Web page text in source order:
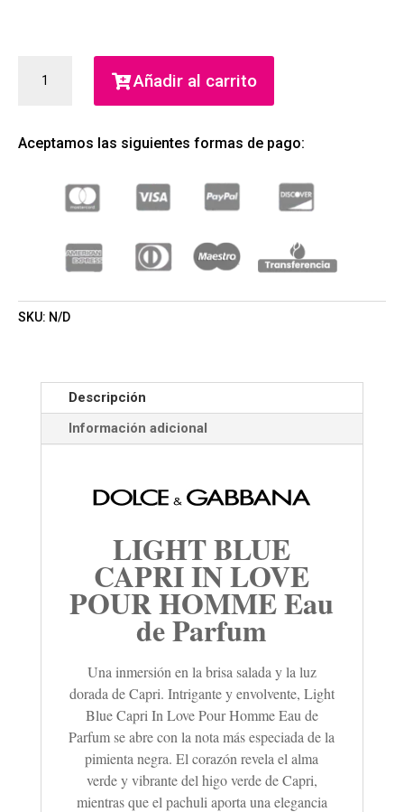
BLUE
LOVE
HOMME
PARFUM
(DOLCE
GABBANA)
Añadir al carrito
Aceptamos las siguientes formas de pago:
SKU: N/D
Descripción
Información adicional
LIGHT BLUE
CAPRI IN LOVE
POUR HOMME Eau
de Parfum
Una inmersión en la brisa salada y la luz
dorada de Capri. Intrigante y envolvente, Light
Blue Capri In Love Pour Homme Eau de
Parfum se abre con la nota más especiada de la
pimienta negra. El corazón revela el alma
verde y vibrante del higo verde de Capri,
mientras que el pachuli aporta una elegancia